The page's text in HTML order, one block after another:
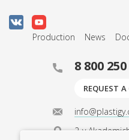
Production News
8 800
REQUEST A
2-y